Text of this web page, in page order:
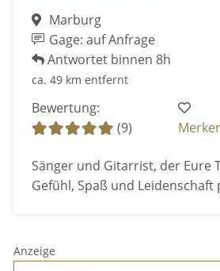
Marburg
Gage: auf Anfrage
Antwortet binnen 8h
ca. 49 km entfernt
Bewertung:
(9)
Sänger und Gitarrist, der Eure
Gefühl, Spaß und Leidenschaft
Anzeige